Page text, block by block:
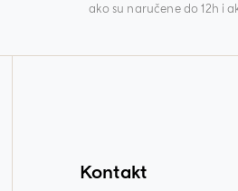
ako su naručene do 12h i
Kontakt